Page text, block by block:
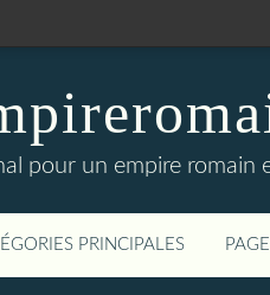
pour un empire romain
PRINCIPALES